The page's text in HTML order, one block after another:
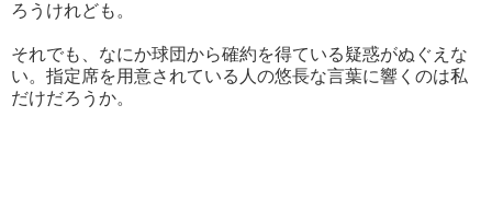
ろうけれども。
それでも、なにか球団から確約を得ている疑惑がぬぐえな
い。指定席を用意されている人の悠長な言葉に響くのは私
だけだろうか。